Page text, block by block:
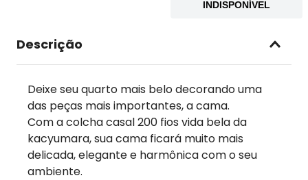
INDISPONÍVEL
Descrição
Deixe seu quarto mais belo decorando uma
das peças mais importantes, a cama.
Com a colcha casal 200 fios vida bela da
kacyumara, sua cama ficará muito mais
delicada, elegante e harmônica com o seu
ambiente.